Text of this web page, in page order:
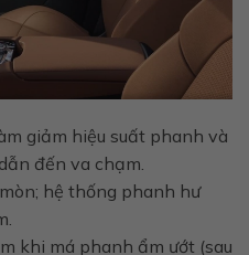
giảm hiệu suất phanh và
đến va chạm.
hệ thống phanh hư
khi má phanh ẩm ướt (sau